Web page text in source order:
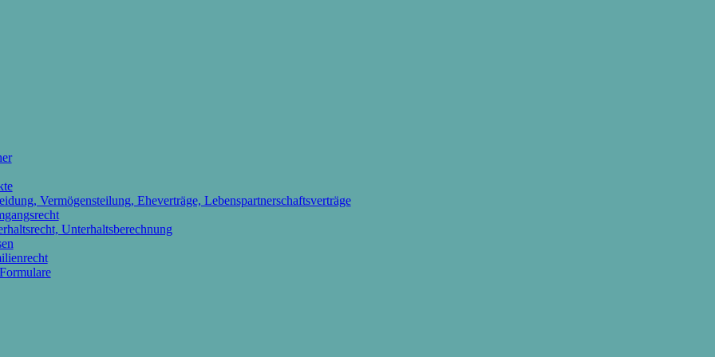
Vermögensteilung, Eheverträge, Lebenspartnerschaftsverträge
Unterhaltsberechnung